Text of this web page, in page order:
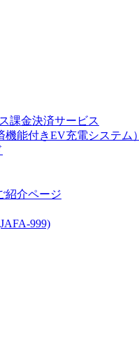
課金決済サービス
能付きEV充電システム）
紹介ページ
999)